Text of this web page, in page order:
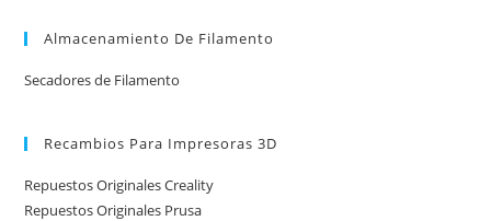
Almacenamiento De Filamento
Secadores de Filamento
Recambios Para Impresoras 3D
Repuestos Originales Creality
Repuestos Originales Prusa